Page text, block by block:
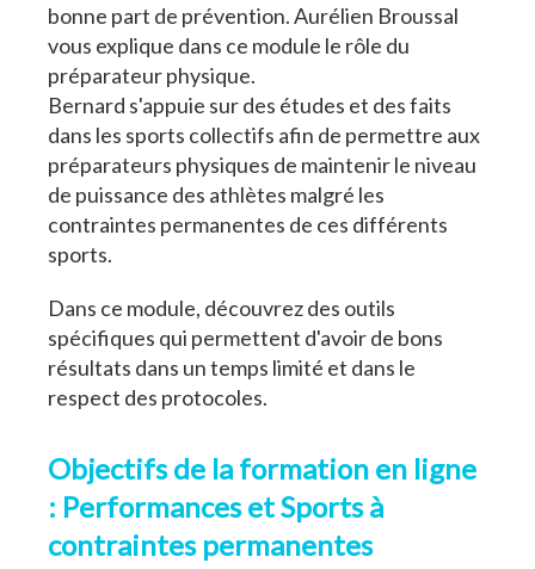
bonne part de prévention. Aurélien Broussal
vous explique dans ce module le rôle du
préparateur physique.
Bernard s'appuie sur des études et des faits
dans les sports collectifs afin de permettre aux
préparateurs physiques de maintenir le niveau
de puissance des athlètes malgré les
contraintes permanentes de ces différents
sports.
Dans ce module, découvrez des outils
spécifiques qui permettent d'avoir de bons
résultats dans un temps limité et dans le
respect des protocoles.
Objectifs de la formation en ligne
: Performances et Sports à
contraintes permanentes